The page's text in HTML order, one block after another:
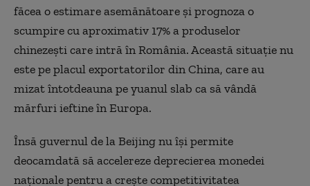
făcea o estimare asemănătoare și prognoza o
scumpire cu aproximativ 17% a produselor
chinezești care intră în România. Această situație nu
este pe placul exportatorilor din China, care au
mizat întotdeauna pe yuanul slab ca să vândă
mărfuri ieftine în Europa.
Însă guvernul de la Beijing nu își permite
deocamdată să accelereze deprecierea monedei
naționale pentru a crește competitivitatea